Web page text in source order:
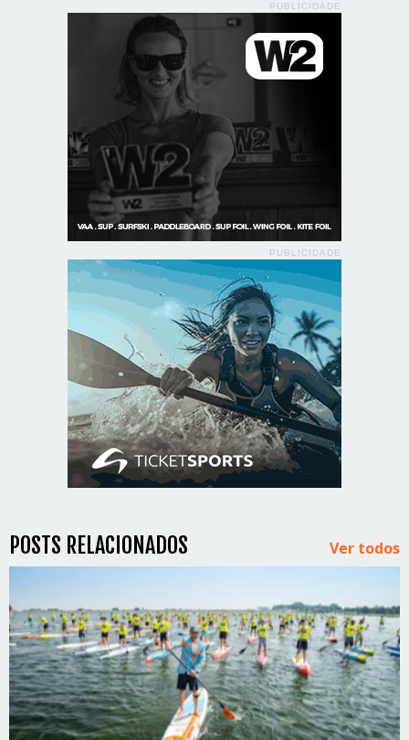
PUBLICIDADE
PUBLICIDADE
POSTS RELACIONADOS Ver todos